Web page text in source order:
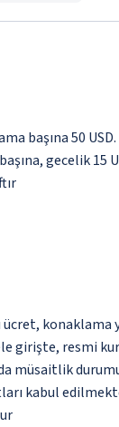
başına 50 USD.
gecelik 15
ücret,
girişte, resmi
müsaitlik
kabul